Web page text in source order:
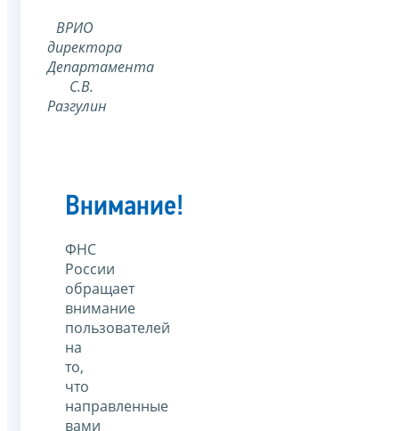
ВРИО
директора
Департамента
С.В.
Разгулин
Внимание!
ФНС
России
обращает
внимание
пользователей
на
то,
что
направленные
вами